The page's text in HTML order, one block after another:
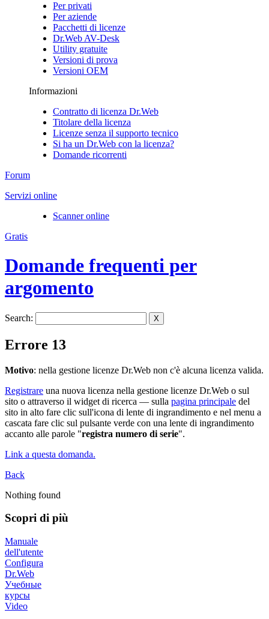
Per privati
Per aziende
Pacchetti di licenze
Dr.Web AV-Desk
Utility gratuite
Versioni di prova
Versioni OEM
Informazioni
Contratto di licenza Dr.Web
Titolare della licenza
Licenze senza il supporto tecnico
Si ha un Dr.Web con la licenza?
Domande ricorrenti
Forum
Servizi online
Scanner online
Gratis
Domande frequenti per
argomento
Search: X
Errore 13
Motivo: nella gestione licenze Dr.Web non c'è alcuna licenza valida.
Registrare una nuova licenza nella gestione licenze Dr.Web o sul
sito o attraverso il widget di ricerca — sulla pagina principale del
sito in alto fare clic sull'icona di lente di ingrandimento e nel menu a
cascata fare clic sul pulsante verde con una lente di ingrandimento
accanto alle parole "registra numero di serie".
Link a questa domanda.
Back
Nothing found
Scopri di più
Manuale
dell'utente
Configura
Dr.Web
Учебные
курсы
Video